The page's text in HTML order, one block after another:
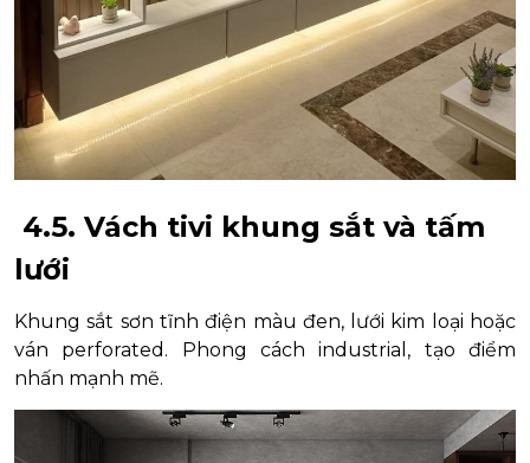
4.5. Vách tivi khung sắt và tấm
lưới
Khung sắt sơn tĩnh điện màu đen, lưới kim loại hoặc
ván perforated. Phong cách industrial, tạo điểm
nhấn mạnh mẽ.